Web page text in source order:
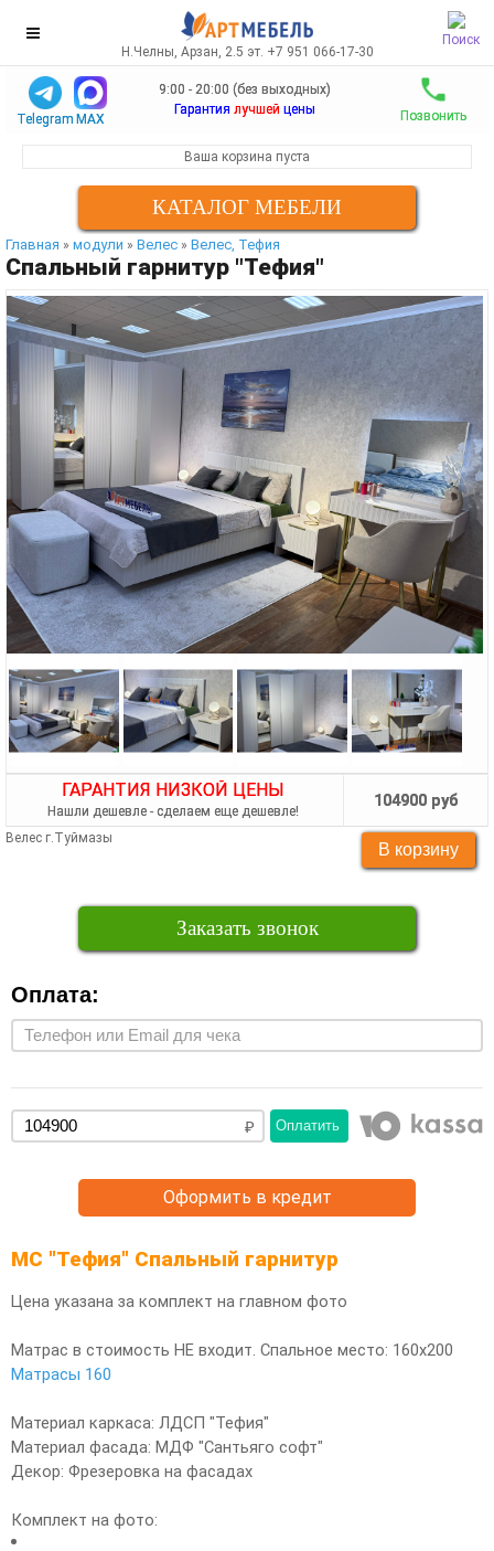
Поиск
Н.Челны, Арзан, 2.5 эт. +7 951 066-17-30
Telegram MAX
9:00 - 20:00 (без выходных)
Гарантия лучшей цены Позвонить
Ваша корзина пуста
КАТАЛОГ МЕБЕЛИ
Главная » модули » Велес » Велес, Тефия
Спальный гарнитур "Тефия"
ГАРАНТИЯ НИЗКОЙ ЦЕНЫ
Нашли дешевле - сделаем еще дешевле!
104900 руб
Велес г.Туймазы
Заказать звонок
Оплата:
Оплатить
Оформить в кредит
МС "Тефия" Спальный гарнитур
Цена указана за комплект на главном фото
Матрас в стоимость НЕ входит. Спальное место: 160х200
Матрасы 160
Материал каркаса: ЛДСП "Тефия"
Материал фасада: МДФ "Сантьяго софт"
Декор: Фрезеровка на фасадах
Комплект на фото: